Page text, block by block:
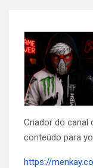
Criador do canal
conteúdo para
https://